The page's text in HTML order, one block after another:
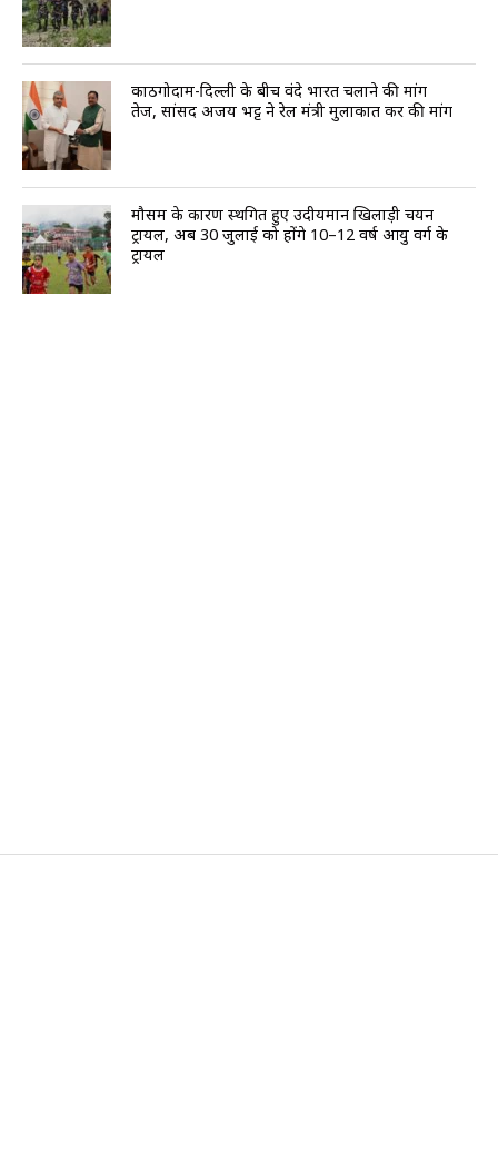
काठगोदाम-दिल्ली के बीच वंदे भारत चलाने की मांग
तेज, सांसद अजय भट्ट ने रेल मंत्री मुलाकात कर की मांग
मौसम के कारण स्थगित हुए उदीयमान खिलाड़ी चयन
ट्रायल, अब 30 जुलाई को होंगे 10–12 वर्ष आयु वर्ग के
ट्रायल